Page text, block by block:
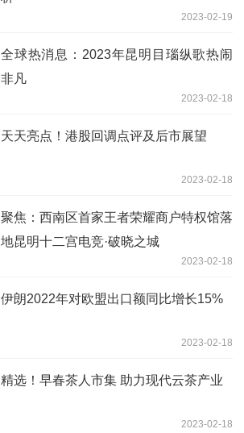
2023-02-19
全球热消息：2023年昆明目瑙纵歌热闹
非凡
2023-02-18
天天亮点！港股回调点评及后市展望
2023-02-18
聚焦：西南区首家王者荣耀商户特权馆落
地昆明十二宫电竞·破晓之城
2023-02-18
伊朗2022年对欧盟出口额同比增长15%
2023-02-18
精选！早春茶人市集 助力现代云茶产业
2023-02-18